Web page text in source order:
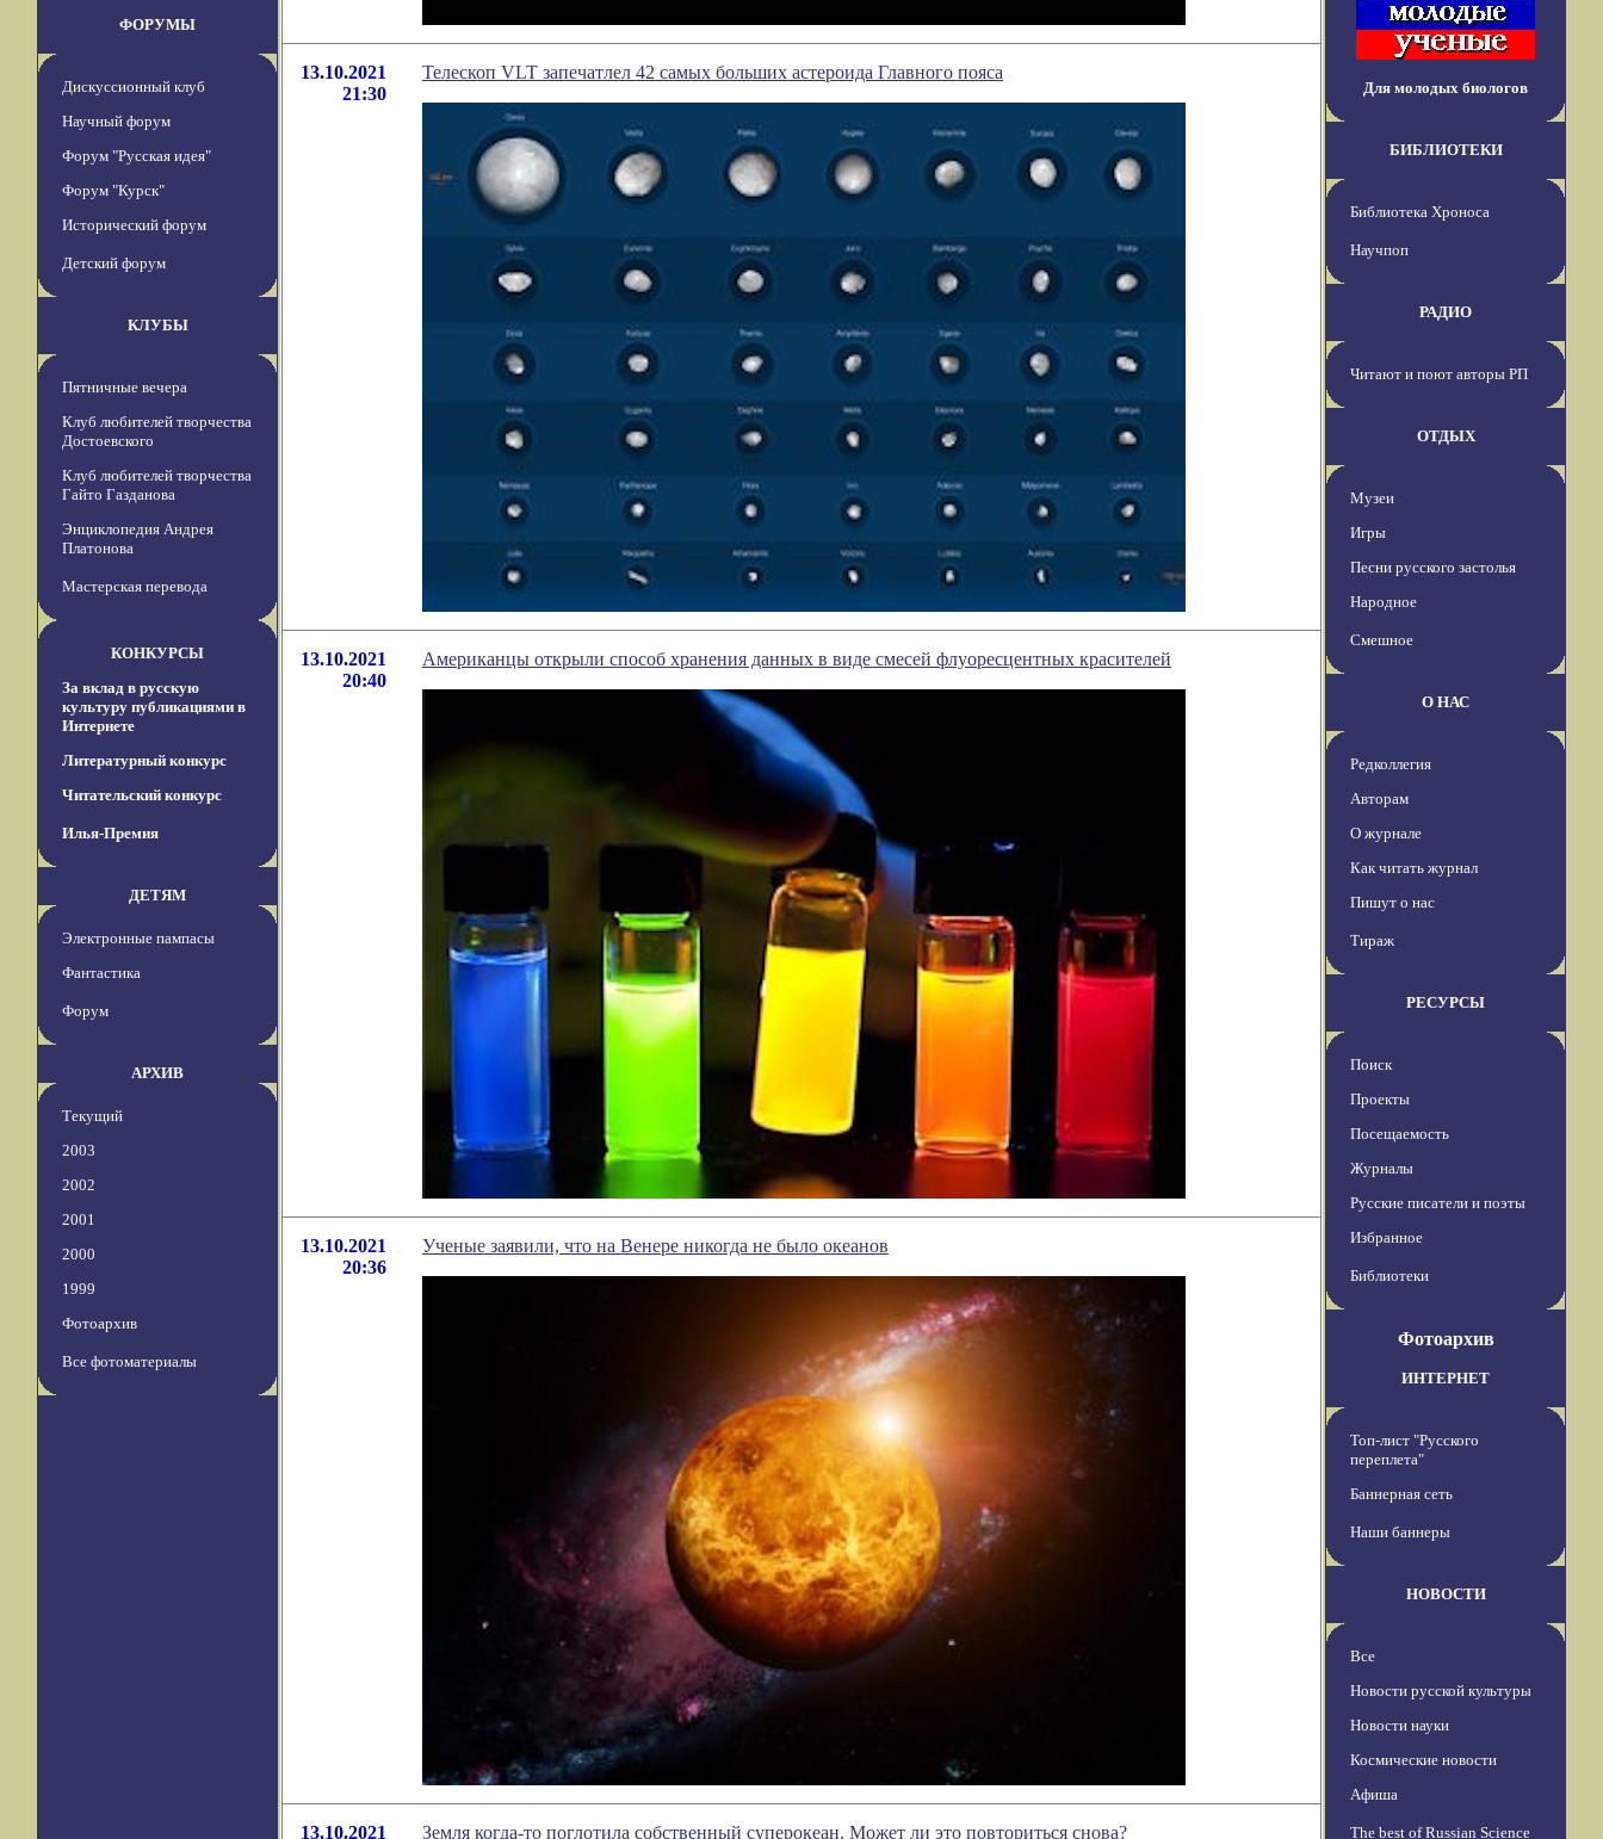
ФОРУМЫ
Дискуссионный клуб
Научный форум
Форум "Русская идея"
Форум "Курск"
Исторический форум
Детский форум
КЛУБЫ
Пятничные вечера
Клуб любителей творчества
Достоевского
Клуб любителей творчества
Гайто Газданова
Энциклопедия Андрея
Платонова
Мастерская перевода
КОНКУРСЫ
За вклад в русскую
культуру публикациями в
Интернете
Литературный конкурс
Читательский конкурс
Илья-Премия
ДЕТЯМ
Электронные пампасы
Фантастика
Форум
АРХИВ
Текущий
2003
2002
2001
2000
1999
Фотоархив
Все фотоматериалы
13.10.2021
21:30
Телескоп VLT запечатлел 42 самых больших астероида Главного пояса
13.10.2021
20:40
Американцы открыли способ хранения данных в виде смесей флуоресцентных красителей
13.10.2021
20:36
Ученые заявили, что на Венере никогда не было океанов
13.10.2021 Земля когда-то поглотила собственный суперокеан. Может ли это повториться снова?
Для молодых биологов
БИБЛИОТЕКИ
Библиотека Хроноса
Научпоп
РАДИО
Читают и поют авторы РП
ОТДЫХ
Музеи
Игры
Песни русского застолья
Народное
Смешное
О НАС
Редколлегия
Авторам
О журнале
Как читать журнал
Пишут о нас
Тираж
РЕСУРСЫ
Поиск
Проекты
Посещаемость
Журналы
Русские писатели и поэты
Избранное
Библиотеки
Фотоархив
ИНТЕРНЕТ
Топ-лист "Русского
переплета"
Баннерная сеть
Наши баннеры
НОВОСТИ
Все
Новости русской культуры
Новости науки
Космические новости
Афиша
The best of Russian Science